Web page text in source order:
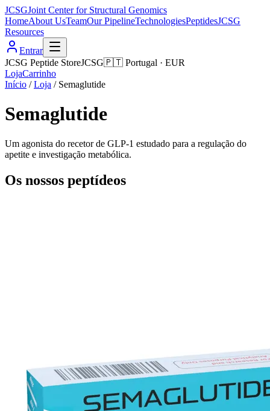
JCSGJoint Center for Structural Genomics
HomeAbout UsTeamOur PipelineTechnologiesPeptidesJCSG
Resources
Entrar
JCSG Peptide StoreJCSG🇵🇹 Portugal · EUR
LojaCarrinho
Início / Loja / Semaglutide
Semaglutide
Um agonista do recetor de GLP-1 estudado para a regulação do
apetite e investigação metabólica.
Os nossos peptídeos